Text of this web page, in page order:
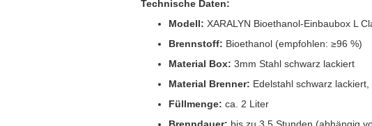
Technische Daten:
Modell: XARALYN Bioethanol-Einbaubox L
Brennstoff: Bioethanol (empfohlen: ≥96 %)
Material Box: 3mm Stahl schwarz lackiert
Material Brenner: Edelstahl schwarz
Füllmenge: ca. 2 Liter